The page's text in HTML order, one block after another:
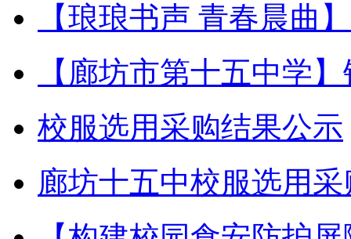
【琅琅书声 青春晨曲
【廊坊市第十五中学
校服选用采购结果公示
廊坊十五中校服选用